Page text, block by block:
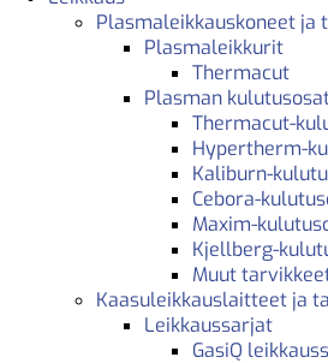
Plasmaleikkauskoneet ja
Plasmaleikkurit
Thermacut
Plasman
Thermacut-
Hypertherm-
Kaliburn-
Cebora-
Maxim-
Kjellberg-
Muut
Kaasuleikkauslaitteet ja
Leikkaussarjat
GasiQ